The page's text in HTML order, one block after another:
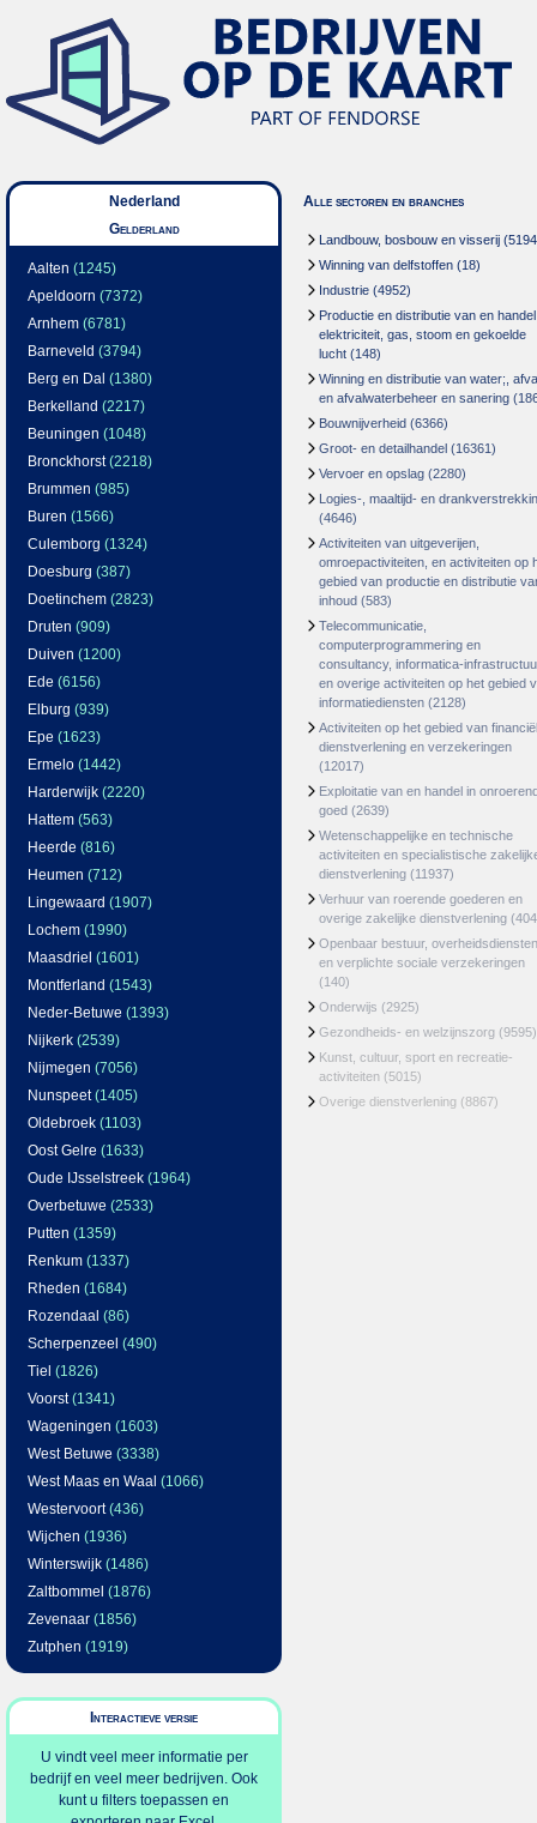
Nederland
Gelderland
Aalten (1245)
Apeldoorn (7372)
Arnhem (6781)
Barneveld (3794)
Berg en Dal (1380)
Berkelland (2217)
Beuningen (1048)
Bronckhorst(2218)
Brummen (985)
Buren (1566)
Culemborg (1324)
Doesburg (387)
Doetinchem (2823)
Druten (909)
Duiven (1200)
Ede (6156)
Elburg (939)
Epe (1623)
Ermelo (1442)
Harderwijk (2220)
Hattem (563)
Heerde (816)
Heumen (712)
Lingewaard (1907)
Lochem (1990)
Maasdriel (1601)
Montferland (1543)
Neder-Betuwe (1393)
Nijkerk (2539)
Nijmegen (7056)
Nunspeet(1405)
Oldebroek (1103)
Oost Gelre (1633)
Oude IJsselstreek (1964)
Overbetuwe (2533)
Putten (1359)
Renkum (1337)
Rheden (1684)
Rozendaal (86)
Scherpenzeel (490)
Tiel (1826)
Voorst(1341)
Wageningen (1603)
West Betuwe (3338)
West Maas en Waal (1066)
Westervoort(436)
Wijchen (1936)
Winterswijk (1486)
Zaltbommel (1876)
Zevenaar (1856)
Zutphen (1919)
Interactieve versie
U vindt veel meer informatie per
bedrijf en veel meer bedrijven. Ook
kunt u filters toepassen en
Alle sectoren en branches
Landbouw, bosbouw en visserij
Winning van delfstoffen (18)
Industrie (4952)
Productie en distributie van en
elektriciteit, gas, stoom en gekoelde
lucht (148)
Winning en distributie van water;,
en afvalwaterbeheer en sanering
Bouwnijverheid (6366)
Groot- en detailhandel (16361)
Vervoer en opslag (2280)
Logies-, maaltijd- en
(4646)
Activiteiten van uitgeverijen,
omroepactiviteiten, en activiteiten op
gebied van productie en distributie
inhoud (583)
Telecommunicatie,
computerprogrammering en
consultancy, informatica-
en overige activiteiten op het gebied
informatiediensten (2128)
Activiteiten op het gebied van
dienstverlening en verzekeringen
(12017)
Exploitatie van en handel in
goed (2639)
Wetenschappelijke en technische
activiteiten en specialistische
dienstverlening (11937)
Verhuur van roerende goederen en
overige zakelijke dienstverlening
Openbaar bestuur, overheidsdiensten
en verplichte sociale verzekeringen
(140)
Onderwijs (2925)
Gezondheids- en welzijnszorg (9595)
Kunst, cultuur, sport en recreatie-
activiteiten (5015)
Overige dienstverlening (8867)